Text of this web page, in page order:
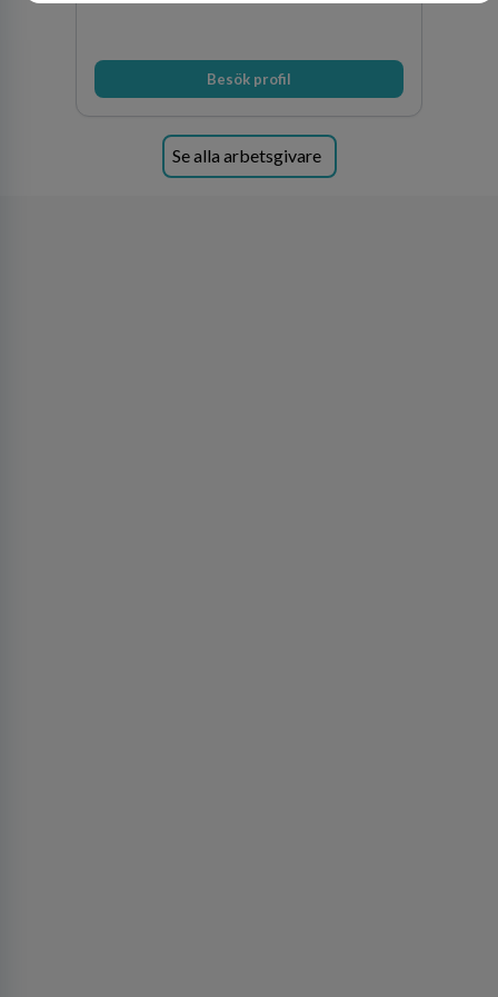
Besök profil
Se alla arbetsgivare